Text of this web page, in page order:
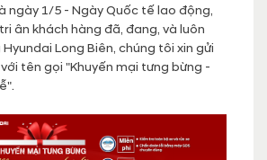
ngày 1/5 - Ngày Quốc tế lao động,
ân khách hàng đã, đang, và luôn
Long Biên, chúng tôi xin gửi
tên gọi "Khuyến mại tưng bừng -